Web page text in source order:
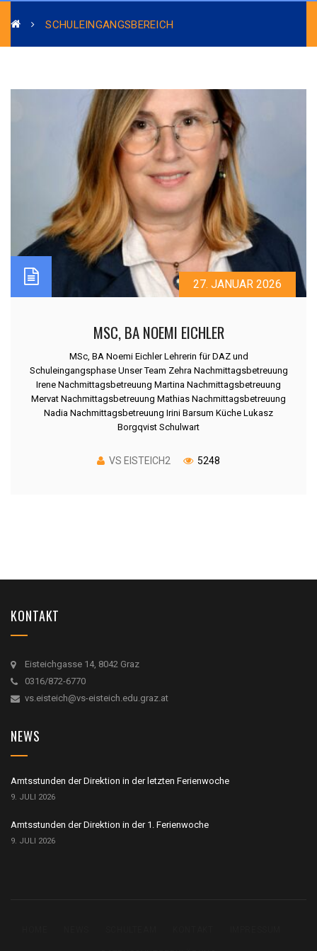
SCHULEINGANGSBEREICH
27. JANUAR 2026
MSC, BA NOEMI EICHLER
MSc, BA Noemi Eichler Lehrerin für DAZ und
Schuleingangsphase Unser Team Zehra Nachmittagsbetreuung
Irene Nachmittagsbetreuung Martina Nachmittagsbetreuung
Mervat Nachmittagsbetreuung Mathias Nachmittagsbetreuung
Nadia Nachmittagsbetreuung Irini Barsum Küche Lukasz
Borgqvist Schulwart
VS EISTEICH2 5248
KONTAKT
Eisteichgasse 14, 8042 Graz
0316/872-6770
vs.eisteich@vs-eisteich.edu.graz.at
NEWS
Amtsstunden der Direktion in der letzten Ferienwoche
9. JULI 2026
Amtsstunden der Direktion in der 1. Ferienwoche
9. JULI 2026